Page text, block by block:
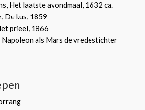
Het laatste avondmaal, 1632 ca.
De kus, 1859
prieel, 1866
als Mars de vredestichter